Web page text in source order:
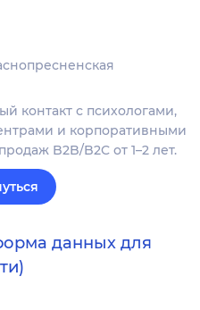
контакт с психологами,
и корпоративными
B2B/B2C от 1–2 лет.
данных для